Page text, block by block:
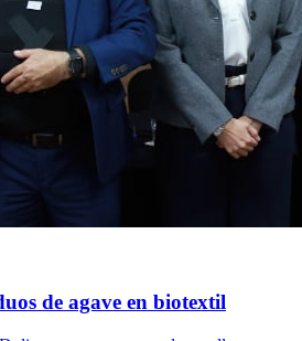
de agave en biotextil